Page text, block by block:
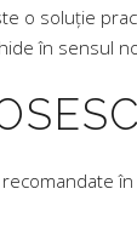
o soluție
în sensul